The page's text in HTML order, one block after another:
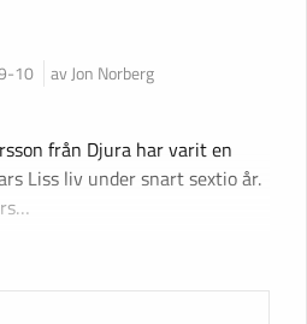
10 av Jon Norberg
från Djura har varit en
Liss liv under snart sextio år.